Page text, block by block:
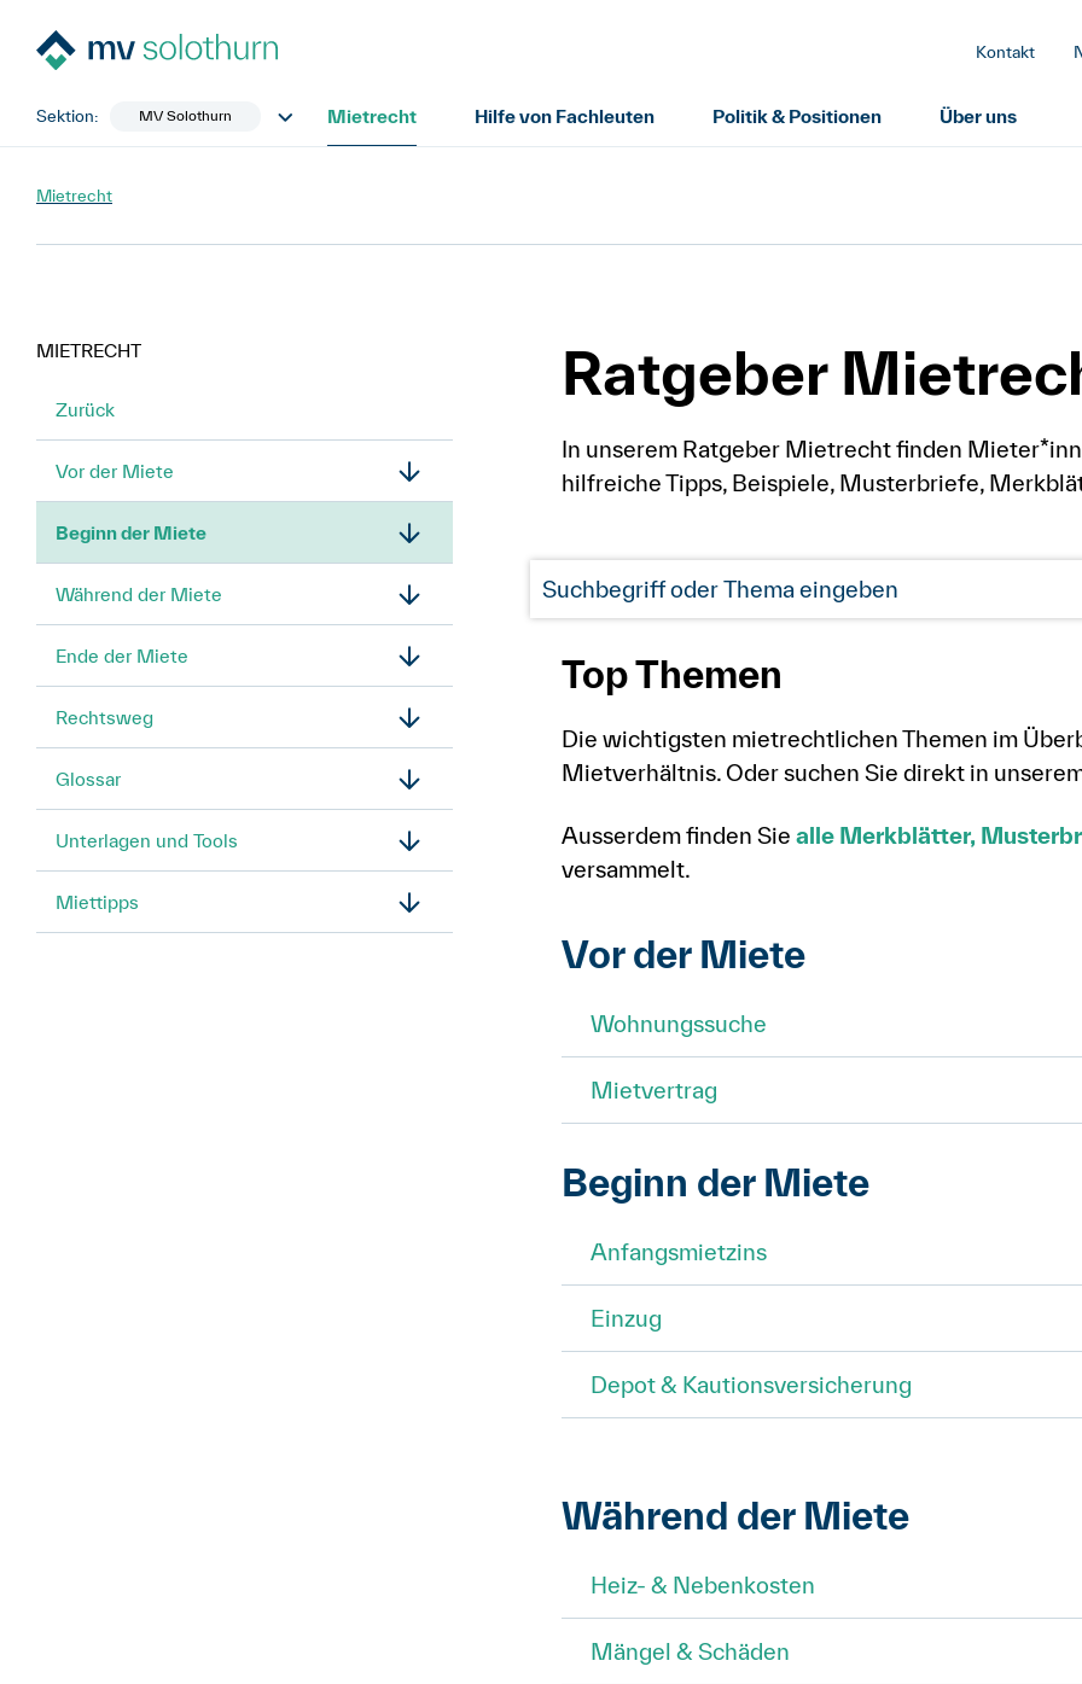
Kontakt
Sektion: MV Solothurn Mietrecht Hilfe von Fachleuten Politik & Positionen Über uns
Mietrecht
MIETRECHT
Zurück
Vor der Miete
Beginn der Miete
Während der Miete
Ende der Miete
Rechtsweg
Glossar
Unterlagen und Tools
Miettipps
Ratgeber
In unserem Ratgeber Mietrecht finden
hilfreiche Tipps, Beispiele, Musterbriefe,
Top Themen
Die wichtigsten mietrechtlichen Themen im
Mietverhältnis. Oder suchen Sie direkt in
Ausserdem finden Sie alle Merkblätter,
versammelt.
Vor der Miete
Wohnungssuche
Mietvertrag
Beginn der Miete
Anfangsmietzins
Einzug
Depot & Kautionsversicherung
Während der Miete
Heiz- & Nebenkosten
Mängel & Schäden